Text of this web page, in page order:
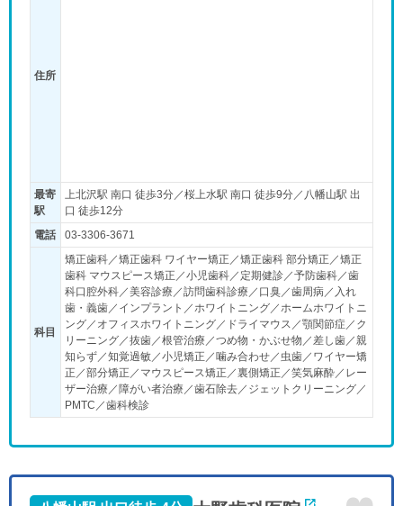
住所
最寄
駅
上北沢駅 南口 徒歩3分／桜上水駅 南口 徒歩9分／八幡山駅 出
口 徒歩12分
電話
03-3306-3671
科目
矯正歯科／矯正歯科 ワイヤー矯正／矯正歯科 部分矯正／矯正
歯科 マウスピース矯正／小児歯科／定期健診／予防歯科／歯
科口腔外科／美容診療／訪問歯科診療／口臭／歯周病／入れ
歯・義歯／インプラント／ホワイトニング／ホームホワイトニ
ング／オフィスホワイトニング／ドライマウス／顎関節症／ク
リーニング／抜歯／根管治療／つめ物・かぶせ物／差し歯／親
知らず／知覚過敏／小児矯正／噛み合わせ／虫歯／ワイヤー矯
正／部分矯正／マウスピース矯正／裏側矯正／笑気麻酔／レー
ザー治療／障がい者治療／歯石除去／ジェットクリーニング／
PMTC／歯科検診